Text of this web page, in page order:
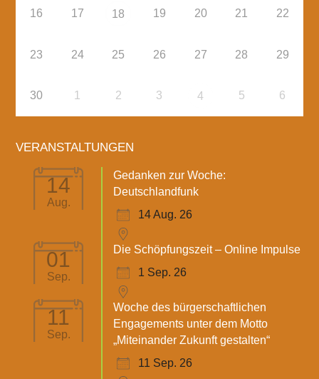
16 17 18 19 20 21 22
23 24 25 26 27 28 29
30 1 2 3 4 5 6
VERANSTALTUNGEN
14
Aug.
Gedanken zur Woche:
Deutschlandfunk
14 Aug. 26
01
Sep.
Die Schöpfungszeit – Online Impulse
1 Sep. 26
11
Sep.
Woche des bürgerschaftlichen
Engagements unter dem Motto
„Miteinander Zukunft gestalten“
11 Sep. 26